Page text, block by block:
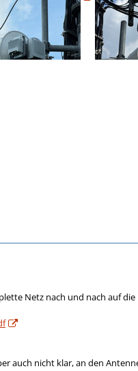
Netz nach und nach auf
auch nicht klar, an den